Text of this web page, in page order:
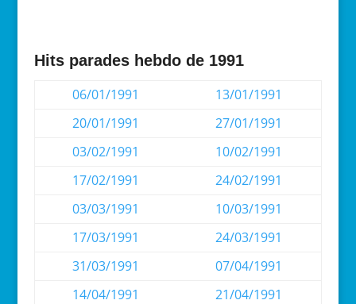
Hits parades hebdo de 1991
06/01/1991
13/01/1991
20/01/1991
27/01/1991
03/02/1991
10/02/1991
17/02/1991
24/02/1991
03/03/1991
10/03/1991
17/03/1991
24/03/1991
31/03/1991
07/04/1991
14/04/1991
21/04/1991